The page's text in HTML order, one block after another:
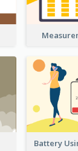
Battery